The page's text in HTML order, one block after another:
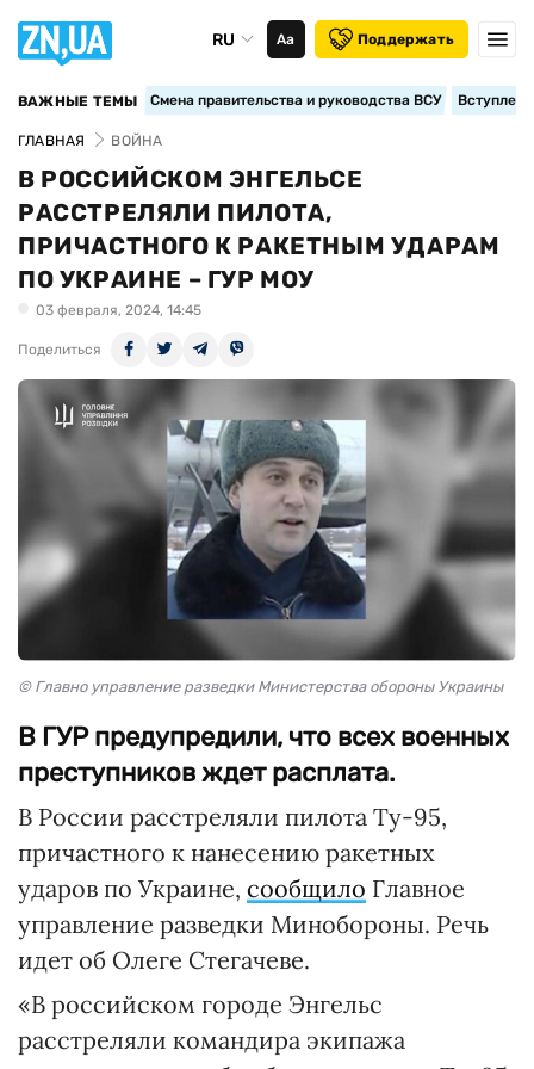
RU Аа Поддержать
ВАЖНЫЕ ТЕМЫ Смена правительства и руководства ВСУ
ГЛАВНАЯ ВОЙНА
В РОССИЙСКОМ ЭНГЕЛЬСЕ
РАССТРЕЛЯЛИ ПИЛОТА,
ПРИЧАСТНОГО К РАКЕТНЫМ УДАРАМ
ПО УКРАИНЕ – ГУР МОУ
03 февраля, 2024, 14:45
Поделиться
© Главно управление разведки Министерства обороны Украины
В ГУР предупредили, что всех военных
преступников ждет расплата.
В России расстреляли пилота Ту-95,
причастного к нанесению ракетных
ударов по Украине, сообщило Главное
управление разведки Минобороны. Речь
идет об Олеге Стегачеве.
«В российском городе Энгельс
расстреляли командира экипажа